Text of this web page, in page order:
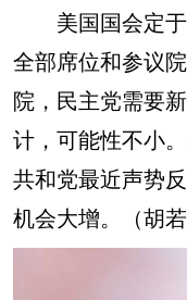
美国国会定于
全部席位和参议
院，民主党需要
计，可能性不小
共和党最近声势
机会大增。（胡